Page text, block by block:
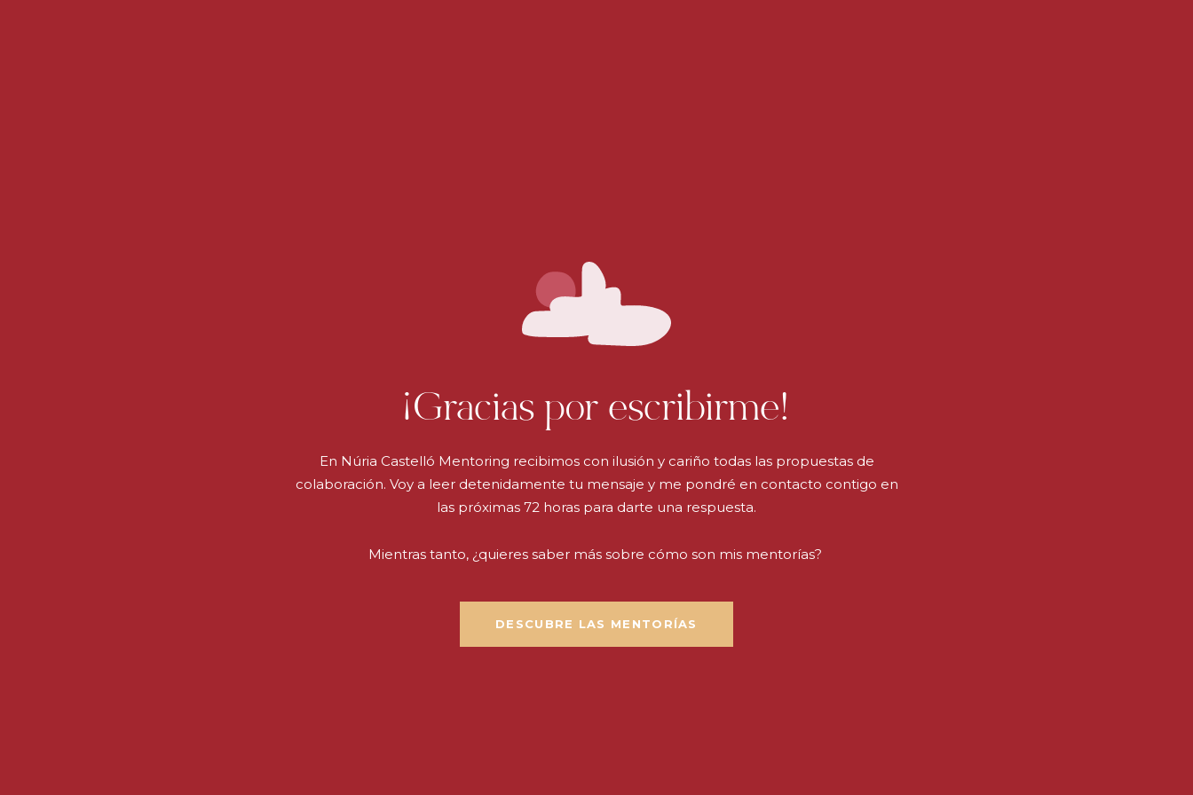
¡Gracias por escribirme!
En Núria Castelló Mentoring recibimos con ilusión y cariño todas las propuestas de
colaboración. Voy a leer detenidamente tu mensaje y me pondré en contacto contigo en
las próximas 72 horas para darte una respuesta.
Mientras tanto, ¿quieres saber más sobre cómo son mis mentorías?
DESCUBRE LAS MENTORÍAS